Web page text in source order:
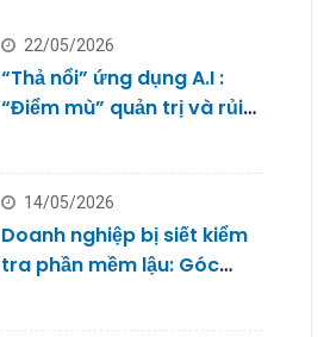
22/05/2026
“Thả nổi” ứng dụng A.I :
“Điểm mù” quản trị và rủi
14/05/2026
Doanh nghiệp bị siết kiểm
tra phần mềm lậu: Góc